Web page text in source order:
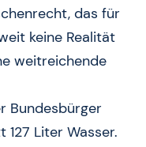
das für
keine Realität
weitreichende
Bundesbürger
Liter Wasser.